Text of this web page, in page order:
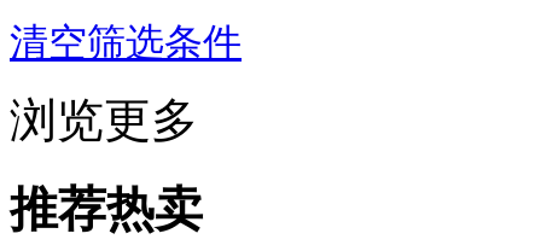
清空筛选条件
浏览更多
推荐热卖